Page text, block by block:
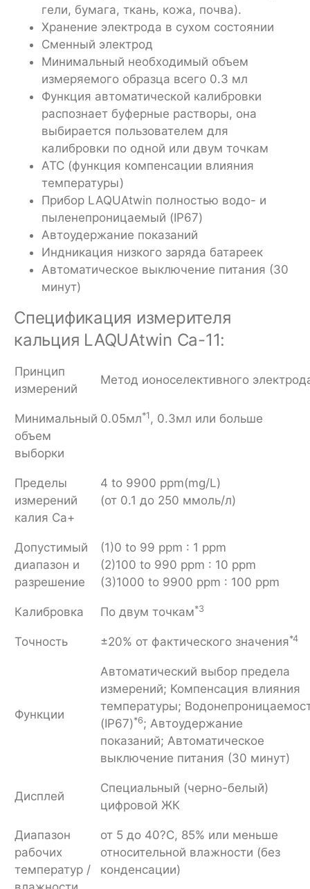
гели, бумага, ткань, кожа, почва).
Хранение электрода в сухом состоянии
Сменный электрод
Минимальный необходимый объем
измеряемого образца всего 0.3 мл
Функция автоматической калибровки
распознает буферные растворы, она
выбирается пользователем для
калибровки по одной или двум точкам
АТС (функция компенсации влияния
температуры)
Прибор LAQUAtwin полностью водо- и
пыленепроницаемый (IP67)
Автоудержание показаний
Индникация низкого заряда батареек
Автоматическое выключение питания (30
минут)
Спецификация измерителя
кальция LAQUAtwin Ca-11:
Принцип
измерений
Метод ионоселективного
Минимальный
объем
выборки
0.05мл*1 , 0.3мл или больше
Пределы
измерений
калия Ca+
4 to 9900 ppm(mg/L)
(от 0.1 до 250 ммоль/л)
Допустимый
диапазон и
разрешение
(1)0 to 99 ppm : 1 ppm
(2)100 to 990 ppm : 10 ppm
(3)1000 to 9900 ppm : 100 ppm
Калибровка По двум точкам*3
Точность ±20% от фактического значения*4
Функции
Автоматический выбор предела
измерений; Компенсация влияния
температуры;
(IP67)*6; Автоудержание
показаний; Автоматическое
выключение питания (30 минут)
Дисплей
Специальный (черно-белый)
цифровой ЖК
Диапазон
рабочих
температур /
от 5 до 40?C, 85% или меньше
относительной влажности (без
конденсации)